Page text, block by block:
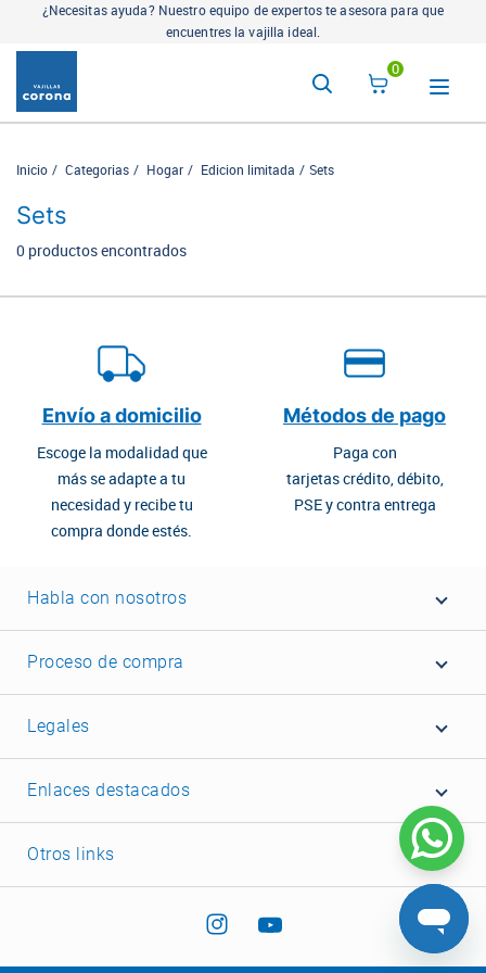
¿Necesitas ayuda? Nuestro equipo de expertos te asesora para que
encuentres la vajilla ideal.
0
Inicio Categorias Hogar Edicion limitada Sets
Sets
0 productos encontrados
Envío a domicilio
Escoge la modalidad que
más se adapte a tu
necesidad y recibe tu
compra donde estés.
Métodos de pago
Paga con
tarjetas crédito, débito,
PSE y contra entrega
Habla con nosotros
Proceso de compra
Legales
Enlaces destacados
Otros links